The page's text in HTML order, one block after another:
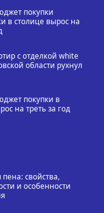
покупки
в столице вырос на
с отделкой white
области рухнул
покупки в
на треть за год
свойства,
и особенности